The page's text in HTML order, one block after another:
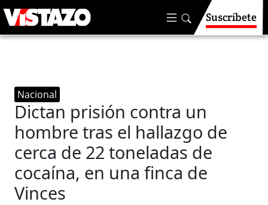
Suscríbete
Nacional
Dictan prisión contra un
hombre tras el hallazgo de
cerca de 22 toneladas de
cocaína, en una finca de
Vinces